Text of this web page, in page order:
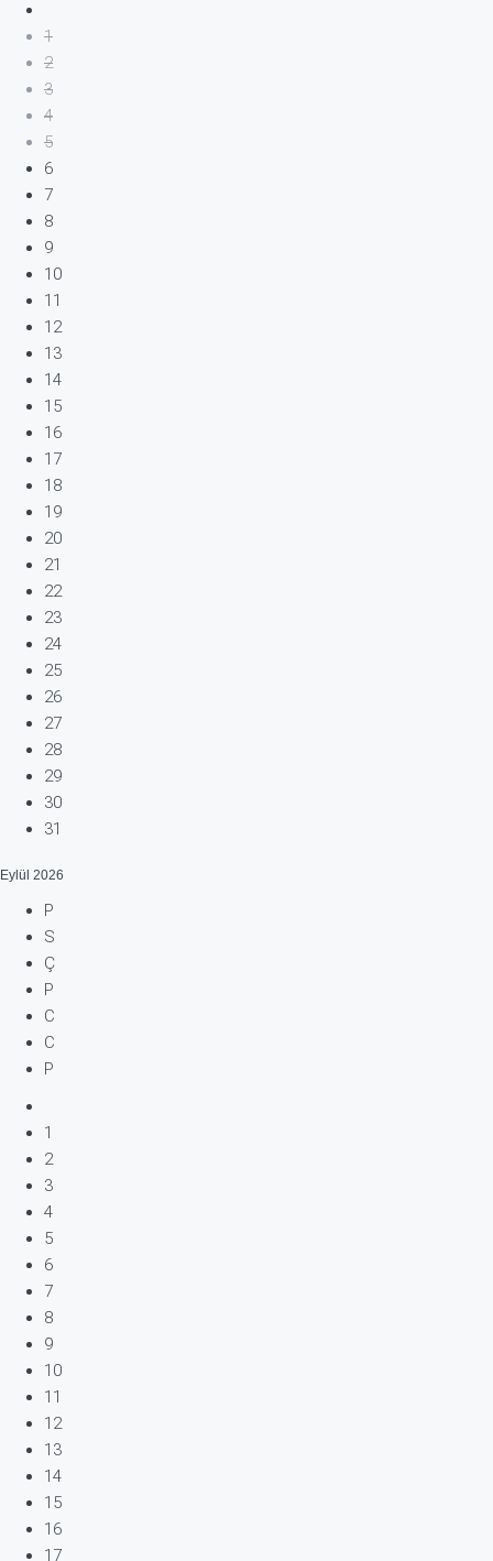
1
2
3
4
5
6
7
8
9
10
11
12
13
14
15
16
17
18
19
20
21
22
23
24
25
26
27
28
29
30
31
Eylül 2026
P
S
Ç
P
C
C
P
1
2
3
4
5
6
7
8
9
10
11
12
13
14
15
16
17